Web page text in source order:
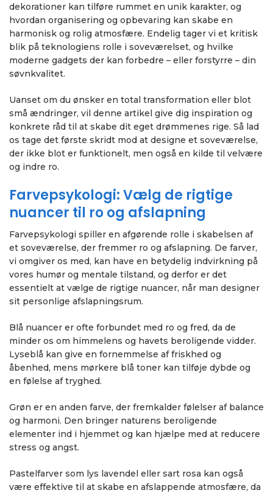
dekorationer kan tilføre rummet en unik karakter, og
hvordan organisering og opbevaring kan skabe en
harmonisk og rolig atmosfære. Endelig tager vi et kritisk
blik på teknologiens rolle i soveværelset, og hvilke
moderne gadgets der kan forbedre – eller forstyrre – din
søvnkvalitet.
Uanset om du ønsker en total transformation eller blot
små ændringer, vil denne artikel give dig inspiration og
konkrete råd til at skabe dit eget drømmenes rige. Så lad
os tage det første skridt mod at designe et soveværelse,
der ikke blot er funktionelt, men også en kilde til velvære
og indre ro.
Farvepsykologi: Vælg de rigtige
nuancer til ro og afslapning
Farvepsykologi spiller en afgørende rolle i skabelsen af
et soveværelse, der fremmer ro og afslapning. De farver,
vi omgiver os med, kan have en betydelig indvirkning på
vores humør og mentale tilstand, og derfor er det
essentielt at vælge de rigtige nuancer, når man designer
sit personlige afslapningsrum.
Blå nuancer er ofte forbundet med ro og fred, da de
minder os om himmelens og havets beroligende vidder.
Lyseblå kan give en fornemmelse af friskhed og
åbenhed, mens mørkere blå toner kan tilføje dybde og
en følelse af tryghed.
Grøn er en anden farve, der fremkalder følelser af balance
og harmoni. Den bringer naturens beroligende
elementer ind i hjemmet og kan hjælpe med at reducere
stress og angst.
Pastelfarver som lys lavendel eller sart rosa kan også
være effektive til at skabe en afslappende atmosfære, da